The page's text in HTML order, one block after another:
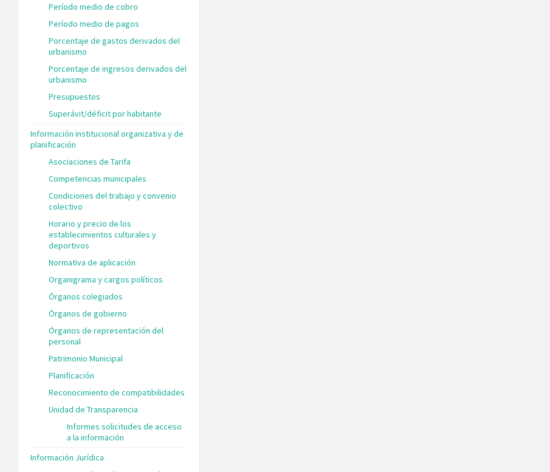
Período medio de cobro
Período medio de pagos
Porcentaje de gastos derivados del
urbanismo
Porcentaje de ingresos derivados del
urbanismo
Presupuestos
Superávit/déficit por habitante
Información institucional organizativa y de
planificación
Asociaciones de Tarifa
Competencias municipales
Condiciones del trabajo y convenio
colectivo
Horario y precio de los
establecimientos culturales y
deportivos
Normativa de aplicación
Organigrama y cargos políticos
Órganos colegiados
Órganos de gobierno
Órganos de representación del
personal
Patrimonio Municipal
Planificación
Reconocimiento de compatibilidades
Unidad de Transparencia
Informes solicitudes de acceso
a la información
Información Jurídica